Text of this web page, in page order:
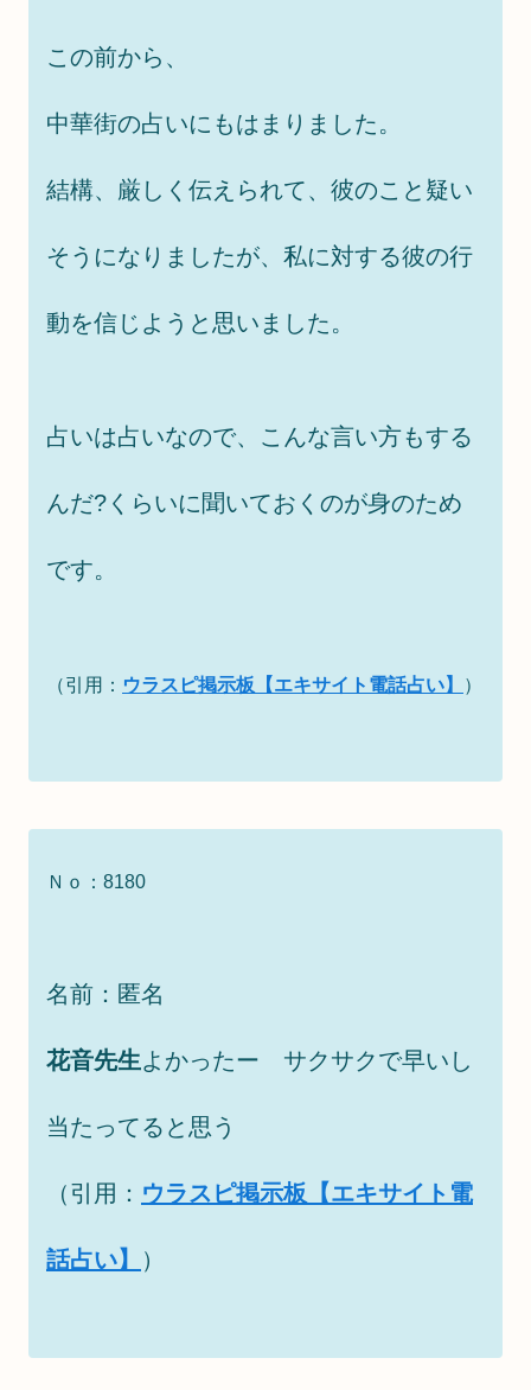
この前から、
中華街の占いにもはまりました。
結構、厳しく伝えられて、彼のこと疑い
そうになりましたが、私に対する彼の行
動を信じようと思いました。
占いは占いなので、こんな言い方もする
んだ?くらいに聞いておくのが身のため
です。
（引用： ウラスピ掲示板【エキサイト電話占い】 ）
Ｎｏ：8180
名前：匿名
花音先生よかったー サクサクで早いし
当たってると思う
（引用： ウラスピ掲示板【エキサイト電
話占い】 ）